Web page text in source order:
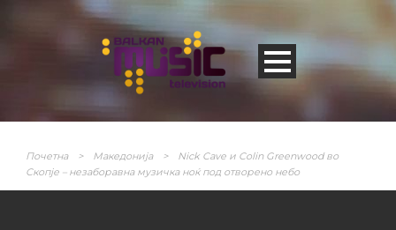
Почетна > Македонија >
Nick Cave и Colin Greenwood во
Скопје – незаборавна музичка ноќ под отворено небо